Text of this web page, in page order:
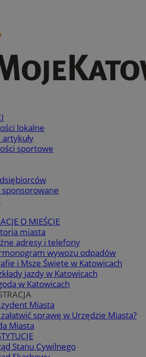
lokalne
sportowe
sponsorowane
O MIEŚCIE
miasta
adresy i telefony
wywozu odpadów
i Msze Święte w Katowicach
jazdy w Katowicach
w Katowicach
Miasta
załatwić sprawę w Urzędzie Miasta?
Miasta
Stanu Cywilnego